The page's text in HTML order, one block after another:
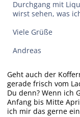
Durchgang mit
wirst sehen, was
Viele Grüße
Andreas
Geht auch der
gerade frisch vom
Du denn? Wenn ich
Anfang bis Mitte
ich mir das gerne